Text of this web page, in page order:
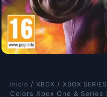
Inicio / XBOX / XBOX
Colors Xbox One & Series